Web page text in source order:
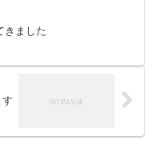
きました